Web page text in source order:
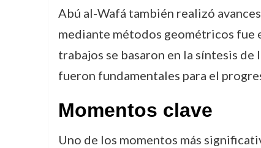
Abú al-Wafá también realizó
mediante métodos geométricos fue
trabajos se basaron en la síntesis
fueron fundamentales para el
Momentos clave
Uno de los momentos más